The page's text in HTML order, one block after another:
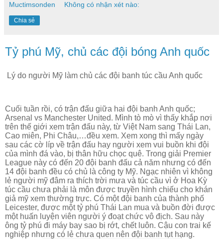
Muctimsonden Không có nhận xét nào:
Chia sẻ
Tỷ phú Mỹ, chủ các đội bóng Anh quốc
Lý do người Mỹ làm chủ các đội banh túc cầu Anh quốc
Cuối tuần rồi, có trận đấu giữa hai đội banh Anh quốc;
Arsenal vs Manchester United. Mình tò mò vì thấy khắp nơi
trên thế giới xem trận đấu này, từ Việt Nam sang Thái Lan,
Cao miên, Phi Châu,…đều xem. Xem xong thì mấy ngày
sau các cờ líp về trận đấu hay người xem vui buồn khi đội
của mình đá vào, bị thân hữu chọc quê. Trong giải Premier
League này có đến 20 đội banh đấu cả năm nhưng có đến
14 đội banh đều có chủ là công ty Mỹ. Ngạc nhiên vì không
lẻ người mỹ đâm ra thích trời mưa và túc cầu vì ở Hoa Kỳ
túc cầu chưa phải là môn được truyền hình chiếu cho khán
giả mỹ xem thường trực. Có một đội banh của thành phố
Leicester, được một tỷ phú Thái Lan mua và buồn đời được
một huấn luyện viên người ý đoạt chức vô địch. Sau này
ông tỷ phú đi máy bay sao bị rớt, chết luôn. Cậu con trai kế
nghiệp nhưng có lẻ chưa quen nên đội banh tụt hạng.